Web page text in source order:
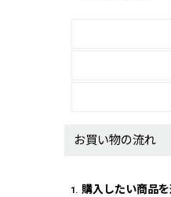
お買い物の流れ
1. 購入したい商品